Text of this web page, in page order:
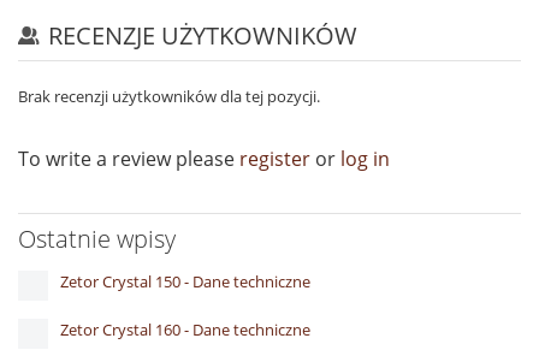
RECENZJE UŻYTKOWNIKÓW
Brak recenzji użytkowników dla tej pozycji.
To write a review please register or log in
Ostatnie wpisy
Zetor Crystal 150 - Dane techniczne
Zetor Crystal 160 - Dane techniczne